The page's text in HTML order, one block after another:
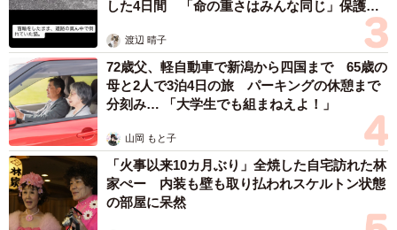
した4日間 「命の重さはみんな同じ」保護団
渡辺 晴子
72歳父、軽自動車で新潟から四国まで 65歳の
母と2人で3泊4日の旅 パーキングの休憩まで
分刻み… 「大学生でも組まねえよ！」
山岡 もと子
「火事以来10カ月ぶり」全焼した自宅訪れた林
家ぺー 内装も壁も取り払われスケルトン状態
の部屋に呆然